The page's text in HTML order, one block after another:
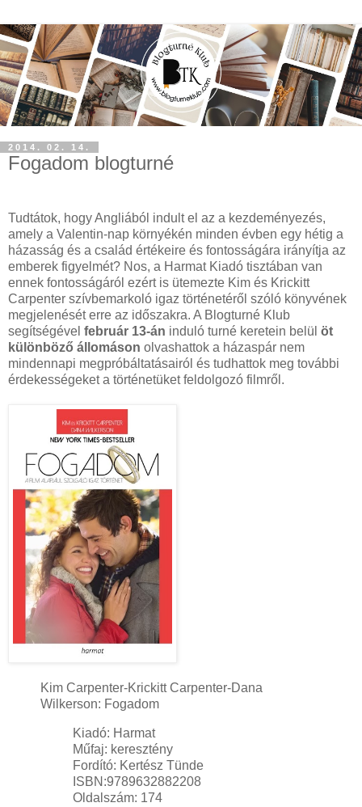
2014. 02. 14.
Fogadom blogturné
Tudtátok, hogy Angliából indult el az a kezdeményezés,
amely a Valentin-nap környékén minden évben egy hétig a
házasság és a család értékeire és fontosságára irányítja az
emberek figyelmét? Nos, a Harmat Kiadó tisztában van
ennek fontosságáról ezért is ütemezte Kim és Krickitt
Carpenter szívbemarkoló igaz történetéről szóló könyvének
megjelenését erre az időszakra. A Blogturné Klub
segítségével február 13-án induló turné keretein belül öt
különböző állomáson olvashattok a házaspár nem
mindennapi megpróbáltatásairól és tudhattok meg további
érdekességeket a történetüket feldolgozó filmről.
Kim Carpenter-Krickitt Carpenter-Dana
Wilkerson: Fogadom
Kiadó: Harmat
Műfaj: keresztény
Fordító: Kertész Tünde
ISBN:9789632882208
Oldalszám: 174